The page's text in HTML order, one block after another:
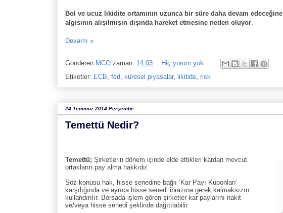
Bol ve ucuz likidite ortamının uzunca bir süre daha devam
algısının alışılmışın dışında hareket etmesine neden oluyor
Devamı »
Gönderen MCO zaman: 14:03
Hiç yorum yok:
Etiketler: ECB fed küresel piyasalar, likitide risk
24 Temmuz 2014 Perşembe
Temettü Nedir?
Temettü; Şirketlerin dönem içinde elde ettikleri kardan mevcut
ortakların pay alma hakkıdır.
Söz konusu hak, hisse senedine bağlı ‘Kar Payı Kuponları’
karşılığında ve ayrıca hisse senedi ibrazına gerek kalmaksızın
kullandırılır. Borsada işlem gören şirketler kar paylarını nakit
ve/veya hisse senedi şeklinde dağıtılabilir.